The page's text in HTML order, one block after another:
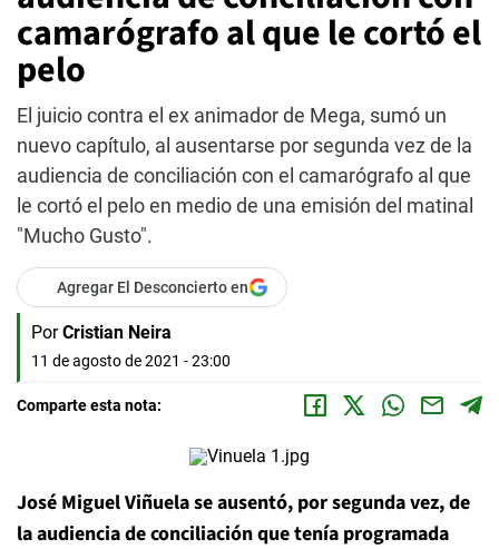
camarógrafo al que le cortó el
pelo
El juicio contra el ex animador de Mega, sumó un
nuevo capítulo, al ausentarse por segunda vez de la
audiencia de conciliación con el camarógrafo al que
le cortó el pelo en medio de una emisión del matinal
"Mucho Gusto".
Agregar El Desconcierto en
Por Cristian Neira
11 de agosto de 2021 - 23:00
Comparte esta nota:
José Miguel Viñuela se ausentó, por segunda vez, de
la audiencia de conciliación que tenía programada